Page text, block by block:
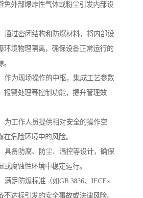
免外部爆炸性气体或粉尘引发内部设
通过密闭结构和防爆材料，将内部设
环境物理隔离，确保设备正常运行的
作为现场操作的中枢，集成工艺参数
报警处理等控制功能，提升管理效
为工作人员提供相对安全的操作空
在危险环境中的风险。
具备防腐、防尘、温控等设计，确保
腐蚀性环境中稳定运行。
满足防爆标准（如GB 3836、IECEx
不达标引发的安全事故或法律风险。